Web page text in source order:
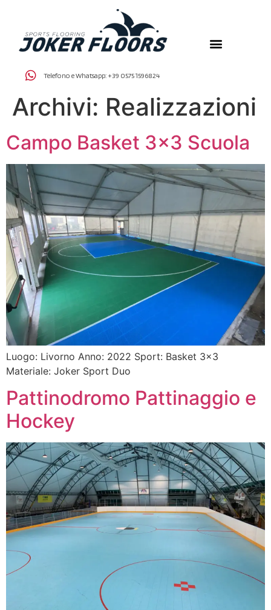
Telefono e Whatsapp: +39 0575 1596824
Archivi: Realizzazioni
Campo Basket 3×3 Scuola
Luogo: Livorno Anno: 2022 Sport: Basket 3×3
Materiale: Joker Sport Duo
Pattinodromo Pattinaggio e
Hockey